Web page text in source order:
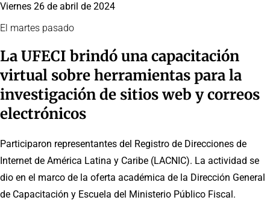
Viernes 26 de abril de 2024
El martes pasado
La UFECI brindó una capacitación
virtual sobre herramientas para la
investigación de sitios web y correos
electrónicos
Participaron representantes del Registro de Direcciones de
Internet de América Latina y Caribe (LACNIC). La actividad se
dio en el marco de la oferta académica de la Dirección General
de Capacitación y Escuela del Ministerio Público Fiscal.